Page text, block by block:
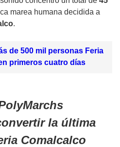
marea humana decidida a
.
de 500 mil personas Feria
primeros cuatro días
la última
Comalcalco